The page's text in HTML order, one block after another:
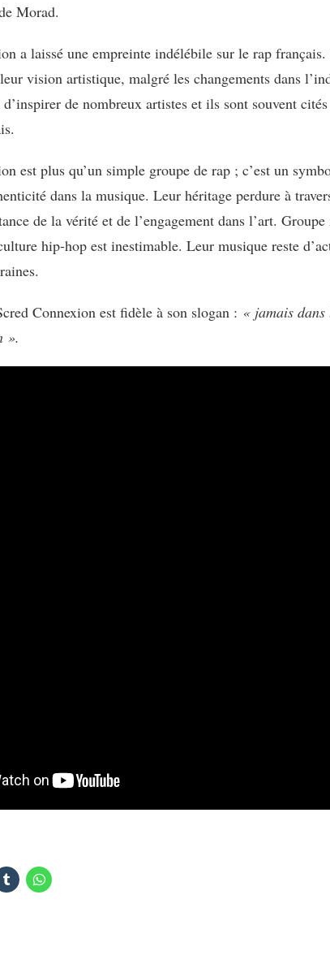
Morad.
a laissé une empreinte indélébile sur le rap
vision artistique, malgré les changements dans
de nombreux artistes et ils sont souvent
est plus qu’un simple groupe de rap ; c’est un
dans la musique. Leur héritage perdure à
de la vérité et de l’engagement dans l’art.
hip-hop est inestimable. Leur musique reste
Connexion est fidèle à son slogan : « jamais
».